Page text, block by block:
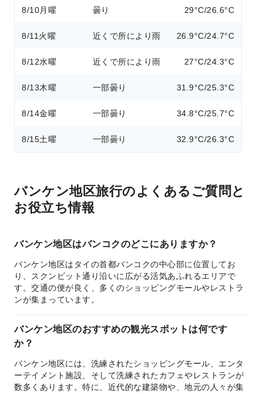
8/10月曜 曇り 29°C/26.6°C
8/11 火曜 近くで所により雨 26.9°C/24.7°C
8/12水曜 近くで所により雨 27°C/24.3°C
8/13木曜 一部曇り 31.9°C/25.3°C
8/14金曜 一部曇り 34.8°C/25.7°C
8/15土曜 一部曇り 32.9°C/26.3°C
バンケン地区旅行のよくあるご質問と
お役立ち情報
バンケン地区はバンコクのどこにありますか？
バンケン地区はタイの首都バンコクの中心部に位置してお
り、スクンビット通り沿いに広がる活気あふれるエリアで
す。交通の便が良く、多くのショッピングモールやレストラ
ンが集まっています。
バンケン地区のおすすめの観光スポットは何です
か？
バンケン地区には、洗練されたショッピングモール、エンタ
ーテイメント施設、そして洗練されたカフェやレストランが
数多くあります。特に、近代的な建築物や、地元の人々が集